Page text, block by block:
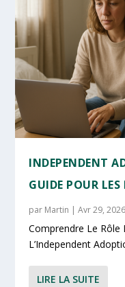
INDEPENDENT
GUIDE POUR
par Martin |Avr 29, 2026
Comprendre Le Rôle
L’Independent
LIRE LA SUITE